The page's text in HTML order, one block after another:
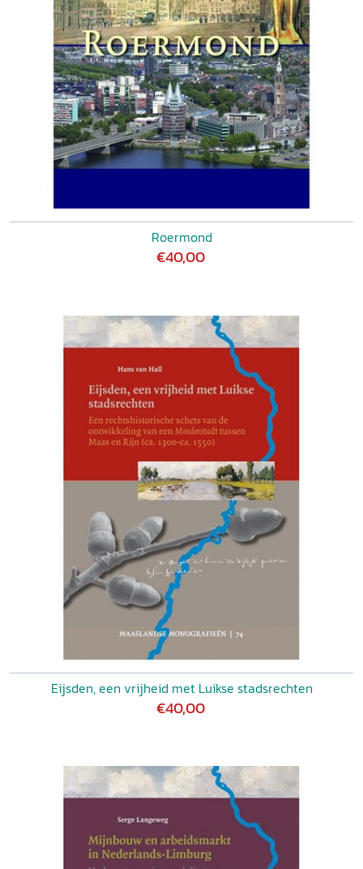
Roermond
€40,00
Eijsden, een vrijheid met Luikse stadsrechten
€40,00